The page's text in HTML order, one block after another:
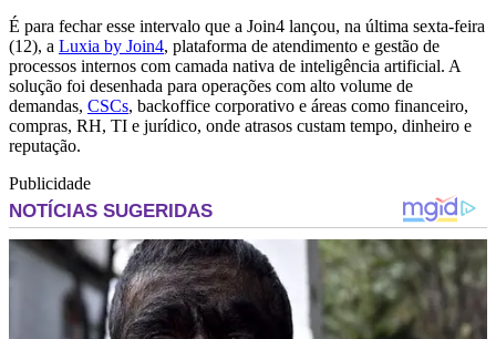
É para fechar esse intervalo que a Join4 lançou, na última sexta-feira
(12), a Luxia by Join4, plataforma de atendimento e gestão de
processos internos com camada nativa de inteligência artificial. A
solução foi desenhada para operações com alto volume de
demandas, CSCs, backoffice corporativo e áreas como financeiro,
compras, RH, TI e jurídico, onde atrasos custam tempo, dinheiro e
reputação.
Publicidade